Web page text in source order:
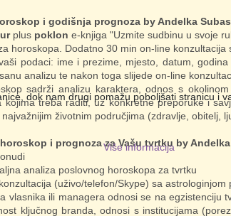
i godišnja prognoza by Andelka
plus poklon e-knjiga "Uzmite sudbinu u svoje
horoskopa. Dodatno 30 min on-line
podaci: ime i prezime, mjesto, datum,
analizu te nakon toga slijede on-line
sadrži analizu karaktera, odnos s
kojima treba raditi, uz konkretne preporuke i
životnim područjima (zdravlje, obitelj,
i prognoza za Vašu tvrtku by
analiza poslovnog horoskopa za tvrtku
(uživo/telefon/Skype) sa astrologinjom
vlasnika ili managera odnosi se na
ključnog branda, odnosi s institucijama
dok nam drugi pomažu poboljšati stranicu i
Više informacija